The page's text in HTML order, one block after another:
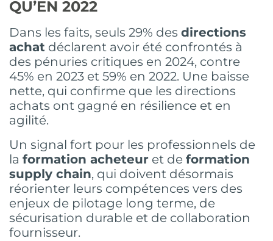
QU’EN 2022
Dans les faits, seuls 29% des directions
achat déclarent avoir été confrontés à
des pénuries critiques en 2024, contre
45% en 2023 et 59% en 2022. Une baisse
nette, qui confirme que les directions
achats ont gagné en résilience et en
agilité.
Un signal fort pour les professionnels de
la formation acheteur et de formation
supply chain, qui doivent désormais
réorienter leurs compétences vers des
enjeux de pilotage long terme, de
sécurisation durable et de collaboration
fournisseur.